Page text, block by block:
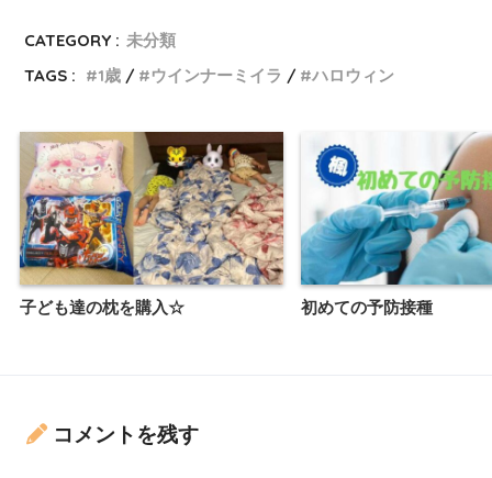
CATEGORY : 未分類
TAGS :
1歳 ウインナーミイラ ハロウィン
子ども達の枕を購入☆ 初めての予防接種
コメントを残す